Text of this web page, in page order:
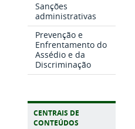
Sanções
administrativas
Prevenção e
Enfrentamento do
Assédio e da
Discriminação
CENTRAIS DE
CONTEÚDOS